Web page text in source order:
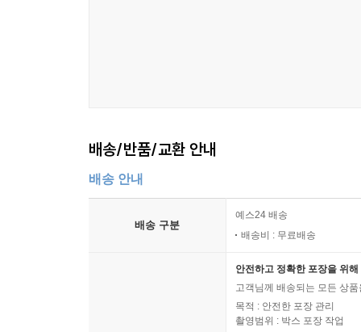
배송/반품/교환 안내
배송 안내
배송 구분
예스24 배송
배송비 : 무료배송
안전하고 정확한 포장을 위
고객님께 배송되는 모든 상
목적 : 안전한 포장 관리
촬영범위 : 박스 포장 작업